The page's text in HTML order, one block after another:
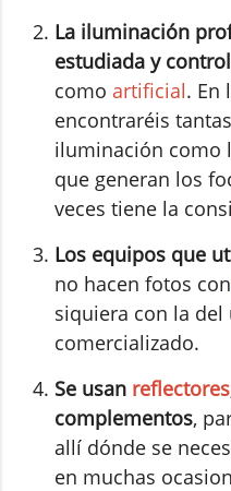
La iluminación
estudiada y
como artificial. En
encontraréis
iluminación como
que generan los
veces tiene la
Los equipos que
no hacen fotos con
siquiera con la
comercializado.
Se usan reflectores
complementos,
allí dónde se
en muchas